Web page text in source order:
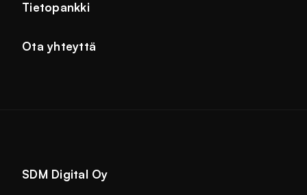
Tietopankki
Ota yhteyttä
SDM Digital Oy